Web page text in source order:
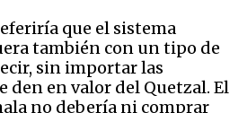
que el sistema
también con un tipo de
sin importar las
den en valor del Quetzal. El
no debería ni comprar